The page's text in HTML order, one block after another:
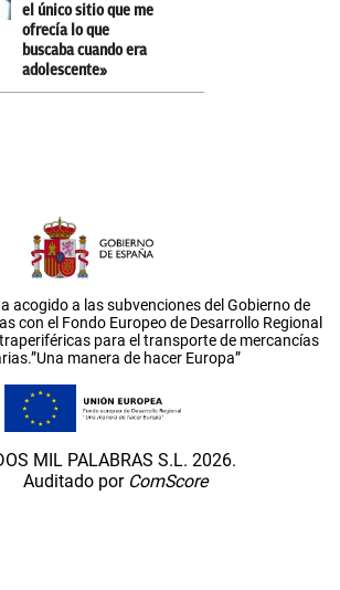
el único sitio que me
ofrecía lo que
buscaba cuando era
adolescente»
acogido a las subvenciones del Gobierno de
con el Fondo Europeo de Desarrollo Regional
para el transporte de mercancías
manera de hacer Europa”
MIL PALABRAS S.L. 2026.
Auditado por ComScore